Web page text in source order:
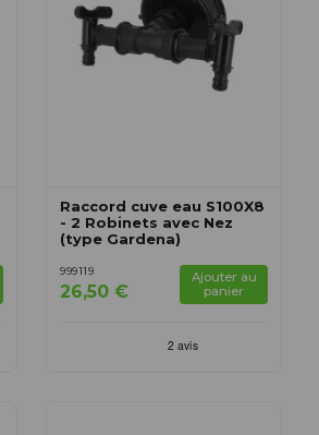
Raccord cuve eau S100X8
- 2 Robinets avec Nez
(type Gardena)
999119
26,50 €
Ajouter au
panier